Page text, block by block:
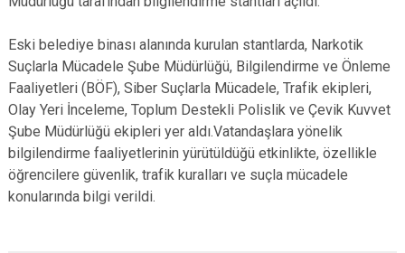
Eski belediye binası alanında kurulan stantlarda, Narkotik
Suçlarla Mücadele Şube Müdürlüğü, Bilgilendirme ve Önleme
Faaliyetleri (BÖF), Siber Suçlarla Mücadele, Trafik ekipleri,
Olay Yeri İnceleme, Toplum Destekli Polislik ve Çevik Kuvvet
Şube Müdürlüğü ekipleri yer aldı.Vatandaşlara yönelik
bilgilendirme faaliyetlerinin yürütüldüğü etkinlikte, özellikle
öğrencilere güvenlik, trafik kuralları ve suçla mücadele
konularında bilgi verildi.